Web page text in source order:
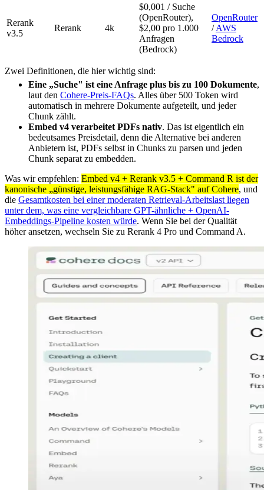
Rerank
v3.5
Rerank 4k
$0,001 / Suche
(OpenRouter),
$2,00 pro 1.000
Anfragen
(Bedrock)
OpenRouter
/AWS
Bedrock
Zwei Definitionen, die hier wichtig sind:
Eine „Suche" ist eine Anfrage plus bis zu 100 Dokumente,
laut den Cohere-Preis-FAQs. Alles über 500 Token wird
automatisch in mehrere Dokumente aufgeteilt, und jeder
Chunk zählt.
Embed v4 verarbeitet PDFs nativ. Das ist eigentlich ein
bedeutsames Preisdetail, denn die Alternative bei anderen
Anbietern ist, PDFs selbst in Chunks zu parsen und jeden
Chunk separat zu embedden.
Was wir empfehlen: Embed v4 + Rerank v3.5 + Command R ist der
kanonische „günstige, leistungsfähige RAG-Stack" auf Cohere, und
die Gesamtkosten bei einer moderaten Retrieval-Arbeitslast liegen
unter dem, was eine vergleichbare GPT-ähnliche + OpenAI-
Embeddings-Pipeline kosten würde. Wenn Sie bei der Qualität
höher ansetzen, wechseln Sie zu Rerank 4 Pro und Command A.